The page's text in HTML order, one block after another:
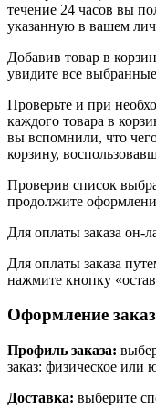
течение 24 часов вы
указанную в вашем
Добавив товар в
увидите все
Проверьте и при
каждого товара в
вы вспомнили, что
корзину,
Проверив список
продолжите
Для оплаты заказа он-
Для оплаты заказа
нажмите кнопку
Оформление
Профиль заказа:
заказ: физическое или
Доставка: выберите